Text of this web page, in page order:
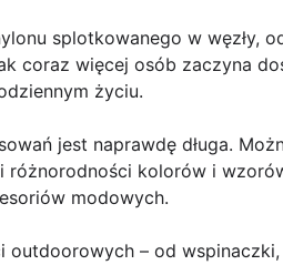
splotkowanego w węzły,
coraz więcej osób zaczyna
życiu.
jest naprawdę długa.
kolorów i
modowych.
– od